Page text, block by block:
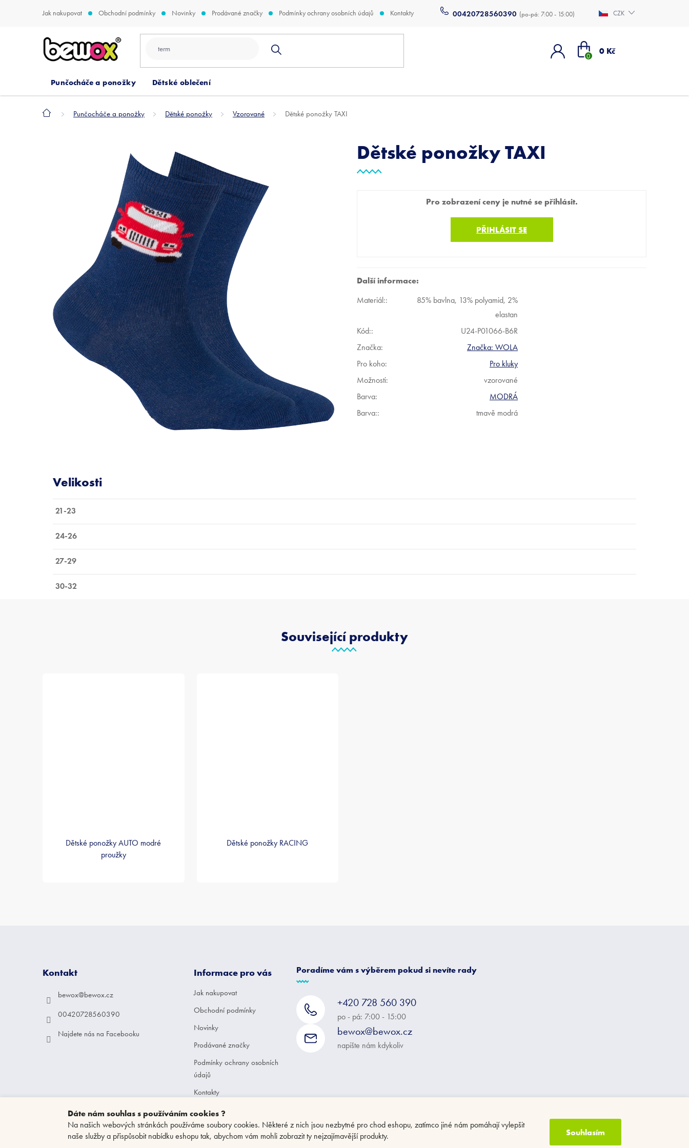
Dáte nám souhlas s používáním cookies ?
Na našich webových stránkách používáme soubory cookies. Některé z nich jsou nezbytné pro chod eshopu, zatímco jiné nám pomáhají vylepšit
naše služby a přispůsobit nabídku eshopu tak, abychom vám mohli zobrazit ty nejzajímavější produkty.
Souhlasím
00420728560390
Jak nakupovat Obchodní podmínky Novinky Prodávané značky Podmínky ochrany osobních údajů Kontakty CZK
Nákupní
0 Kč
Punčocháče a ponožky Dětské oblečení
Domů Punčocháče a ponožky Dětské ponožky Vzorované Dětské ponožky TAXI
Dětské ponožky TAXI
Pro zobrazení ceny je nutné se přihlásit.
PŘIHLÁSIT SE
Další informace:
Materiál::
85% bavlna, 13% polyamid, 2%
elastan
Kód::
U24-P01066-B6R
Značka:
Značka: WOLA
Pro koho:
Pro kluky
Možnosti:
vzorované
Barva:
MODRÁ
Barva:: tmavě modrá
21-23
24-26
27-29
30-32
Související produkty
Dětské ponožky AUTO modré
proužky
Dětské ponožky RACING
Kontakt
bewox@bewox.cz
00420728560390
Najdete nás na Facebooku
Informace pro vás
Jak nakupovat
Obchodní podmínky
Novinky
Prodávané značky
Podmínky ochrany osobních
údajů
Kontakty
Poradíme vám s výběrem pokud si nevíte rady
+420 728 560 390
po - pá: 7:00 - 15:00
bewox@bewox.cz
napište nám kdykoliv